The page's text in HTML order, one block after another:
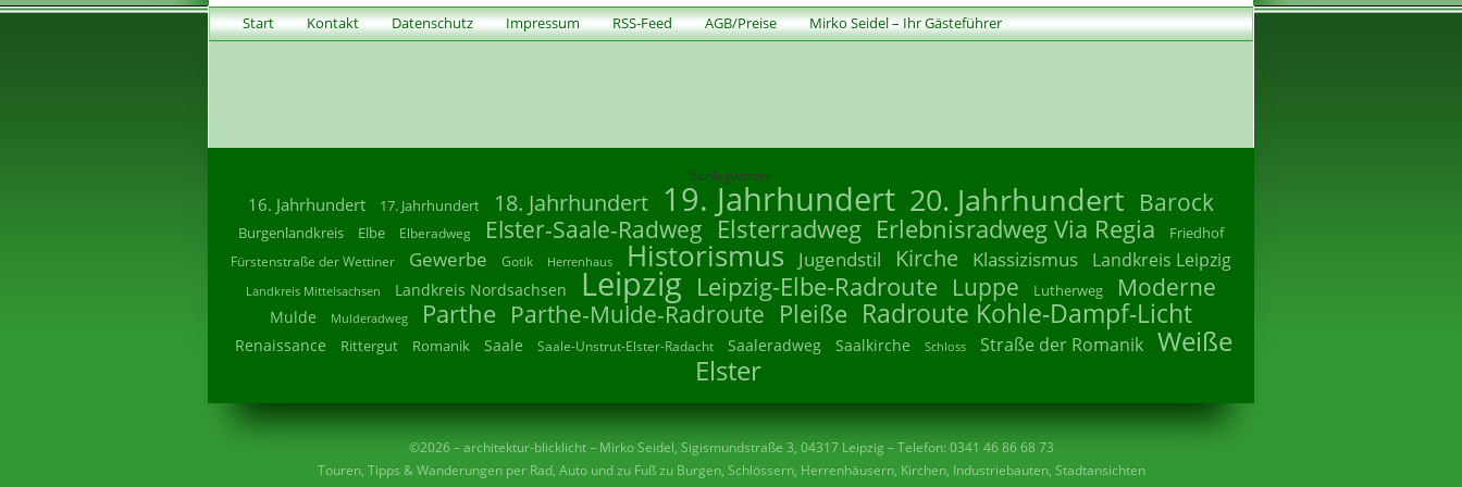
Start Kontakt Datenschutz Impressum RSS-Feed AGB/Preise Mirko Seidel – Ihr Gästeführer
Schlagwörter
16. Jahrhundert 17. Jahrhundert 18. Jahrhundert 19. Jahrhundert 20. Jahrhundert Barock
Burgenlandkreis Elbe Elberadweg Elster-Saale-Radweg Elsterradweg Erlebnisradweg Via Regia Friedhof
Fürstenstraße der Wettiner Gewerbe Gotik Herrenhaus Historismus Jugendstil Kirche Klassizismus Landkreis Leipzig
Landkreis Mittelsachsen Landkreis Nordsachsen Leipzig Leipzig-Elbe-Radroute Luppe Lutherweg Moderne
Mulde Mulderadweg Parthe Parthe-Mulde-Radroute Pleiße Radroute Kohle-Dampf-Licht
Renaissance Rittergut Romanik Saale Saale-Unstrut-Elster-Radacht Saaleradweg Saalkirche Schloss Straße der Romanik Weiße
Elster
©2026 – architektur-blicklicht – Mirko Seidel, Sigismundstraße 3, 04317 Leipzig – Telefon: 0341 46 86 68 73
Touren, Tipps & Wanderungen per Rad, Auto und zu Fuß zu Burgen, Schlössern, Herrenhäusern, Kirchen, Industriebauten, Stadtansichten